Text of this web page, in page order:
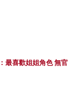
最喜歡姐姐角色 無官